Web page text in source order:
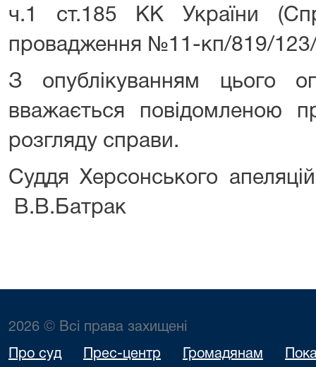
ч.1 ст.185 КК України
провадження №11-кп/819/
З опублікуванням цього
вважається повідомленою
розгляду справи.
Суддя Херсонського
В.В.Батрак
2026 © Всі права захищені
Про суд Прес-центр Громадянам